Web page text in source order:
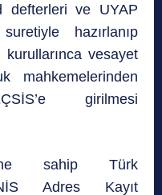
defterleri ve UYAP
hazırlanıp
vesayet
mahkemelerinden
girilmesi
sahip Türk
Adres Kayıt